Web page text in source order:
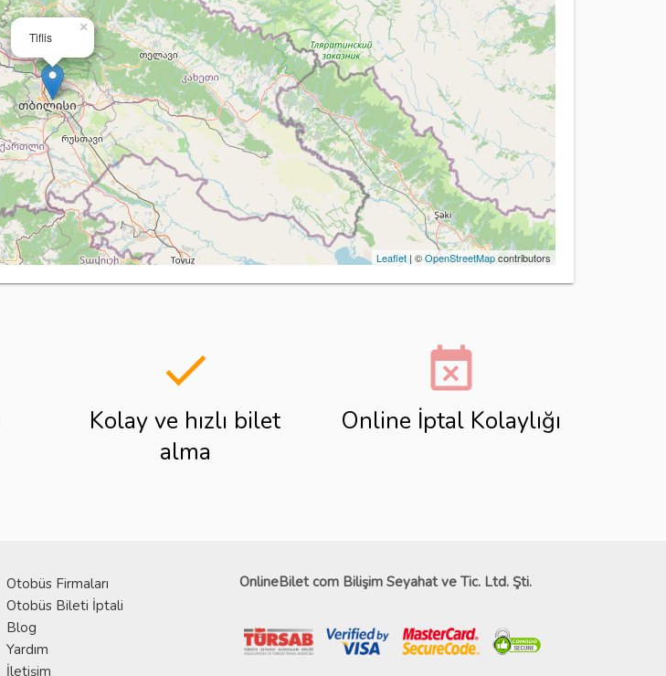
Tiflis
×
Leaflet | ©OpenStreetMapcontributors
done
Kolay ve hızlı bilet
alma
event_busy
Online İptal Kolaylığı
Otobüs Firmaları
Otobüs Bileti İptali
Blog
Yardım
İletişim
OnlineBilet com Bilişim Seyahat ve Tic. Ltd. Şti.